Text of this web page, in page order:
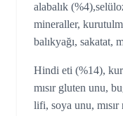
alabalık
mineraller,
balıkyağı, sakatat,
Hindi eti (%14),
mısır gluten unu,
lifi, soya unu,